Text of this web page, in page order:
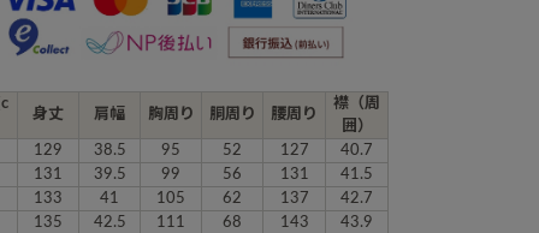
身丈 肩幅 胸周り 胴周り 腰周り
襟（周
囲）
129
38.5 95 52 127
40.7
131
39.5 99 56 131
41.5
133
41 105 62 137
42.7
135
42.5 111 68 143 43.9